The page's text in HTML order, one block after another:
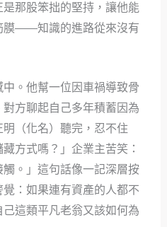
那股笨拙的堅持，讓他能
膜——知識的進路從來沒有
。他幫一位因車禍導致骨
方聊起自己多年積蓄因為
（化名）聽完，忍不住
方式嗎？」企業主苦笑：
觸。」這句話像一記深層按
：如果連有資產的人都不
這類平凡老翁又該如何為